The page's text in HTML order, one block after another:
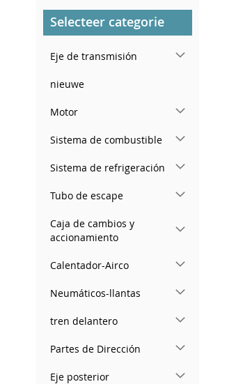
WISH
LIST
TO
COMPARE
Add to Cart
ADD
TO
ADD
Add to Cart
ADD
TO
ADD
WISH
LIST
TO
COMPARE
En el pilar de la puerta
trasera derecha
Selecteer categorie
Eje de transmisión
nieuwe
Motor
Sistema de combustible
Sistema de refrigeración
Tubo de escape
Caja de cambios y
accionamiento
Calentador-Airco
Neumáticos-llantas
tren delantero
Partes de Dirección
Eje posterior